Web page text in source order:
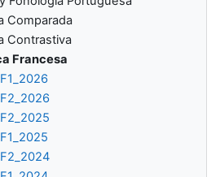
Comparada
Contrastiva
Francesa